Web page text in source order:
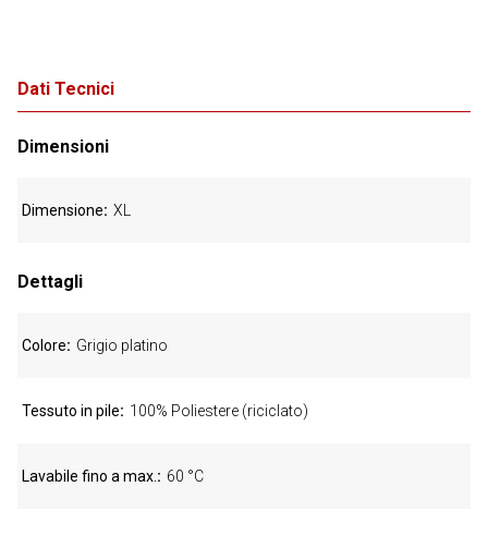
Dati Tecnici
Dimensioni
Dimensione XL
Dettagli
Colore Grigio platino
Tessuto in pile 100% Poliestere (riciclato)
Lavabile fino a max. 60 °C